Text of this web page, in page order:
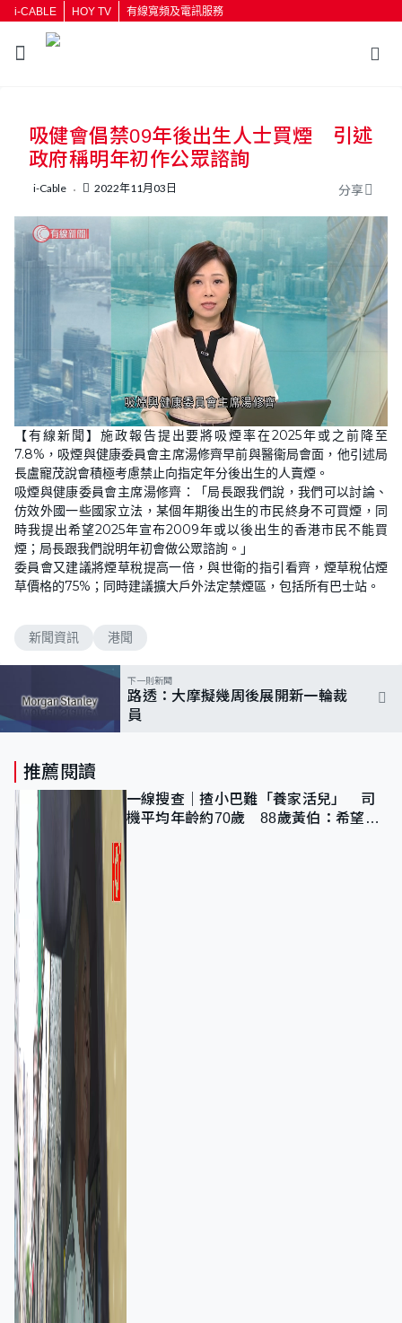
i-CABLE HOY TV 有線寬頻及電訊服務
按輸入鍵開始搜尋
吸健會倡禁09年後出生人士買煙 引述
政府稱明年初作公眾諮詢
i-Cable 2022年11月03日 分享
U
n
m
u
t
e
L
o
a
d
e
d
:
9
4
.
3
3
%
【有線新聞】施政報告提出要將吸煙率在2025年或之前降至
7.8%，吸煙與健康委員會主席湯修齊早前與醫衞局會面，他引述局
長盧寵茂說會積極考慮禁止向指定年分後出生的人賣煙。
吸煙與健康委員會主席湯修齊：「局長跟我們說，我們可以討論、
仿效外國一些國家立法，某個年期後出生的市民終身不可買煙，同
時我提出希望2025年宣布2009年或以後出生的香港市民不能買
煙；局長跟我們說明年初會做公眾諮詢。」
委員會又建議將煙草稅提高一倍，與世衛的指引看齊，煙草稅佔煙
草價格的75%；同時建議擴大戶外法定禁煙區，包括所有巴士站。
新聞資訊 港聞
下一則新聞
路透：大摩擬幾周後展開新一輪裁
員
推薦閱讀
一線搜查｜揸小巴難「養家活兒」 司
機平均年齡約70歲 88歲黃伯：希望一